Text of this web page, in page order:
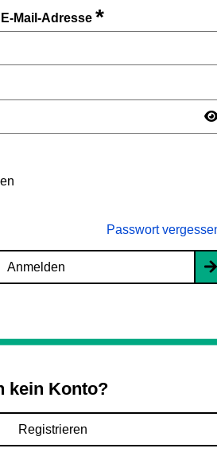
Mail-Adresse*
Passwort
Anmelden
kein Konto?
Registrieren